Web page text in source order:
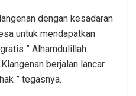
dengan kesadaran
untuk mendapatkan
” Alhamdulillah
berjalan lancar
” tegasnya.